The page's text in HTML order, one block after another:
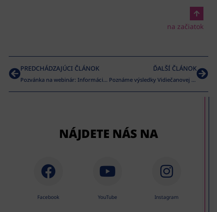
na začiatok
PREDCHÁDZAJÚCI ČLÁNOK
Pozvánka na webinár: Informácie v premenlivom svete médií
ĎALŠÍ ČLÁNOK
Poznáme výsledky Vidiečanovej Habovky 2023
NÁJDETE NÁS NA
Facebook YouTube Instagram